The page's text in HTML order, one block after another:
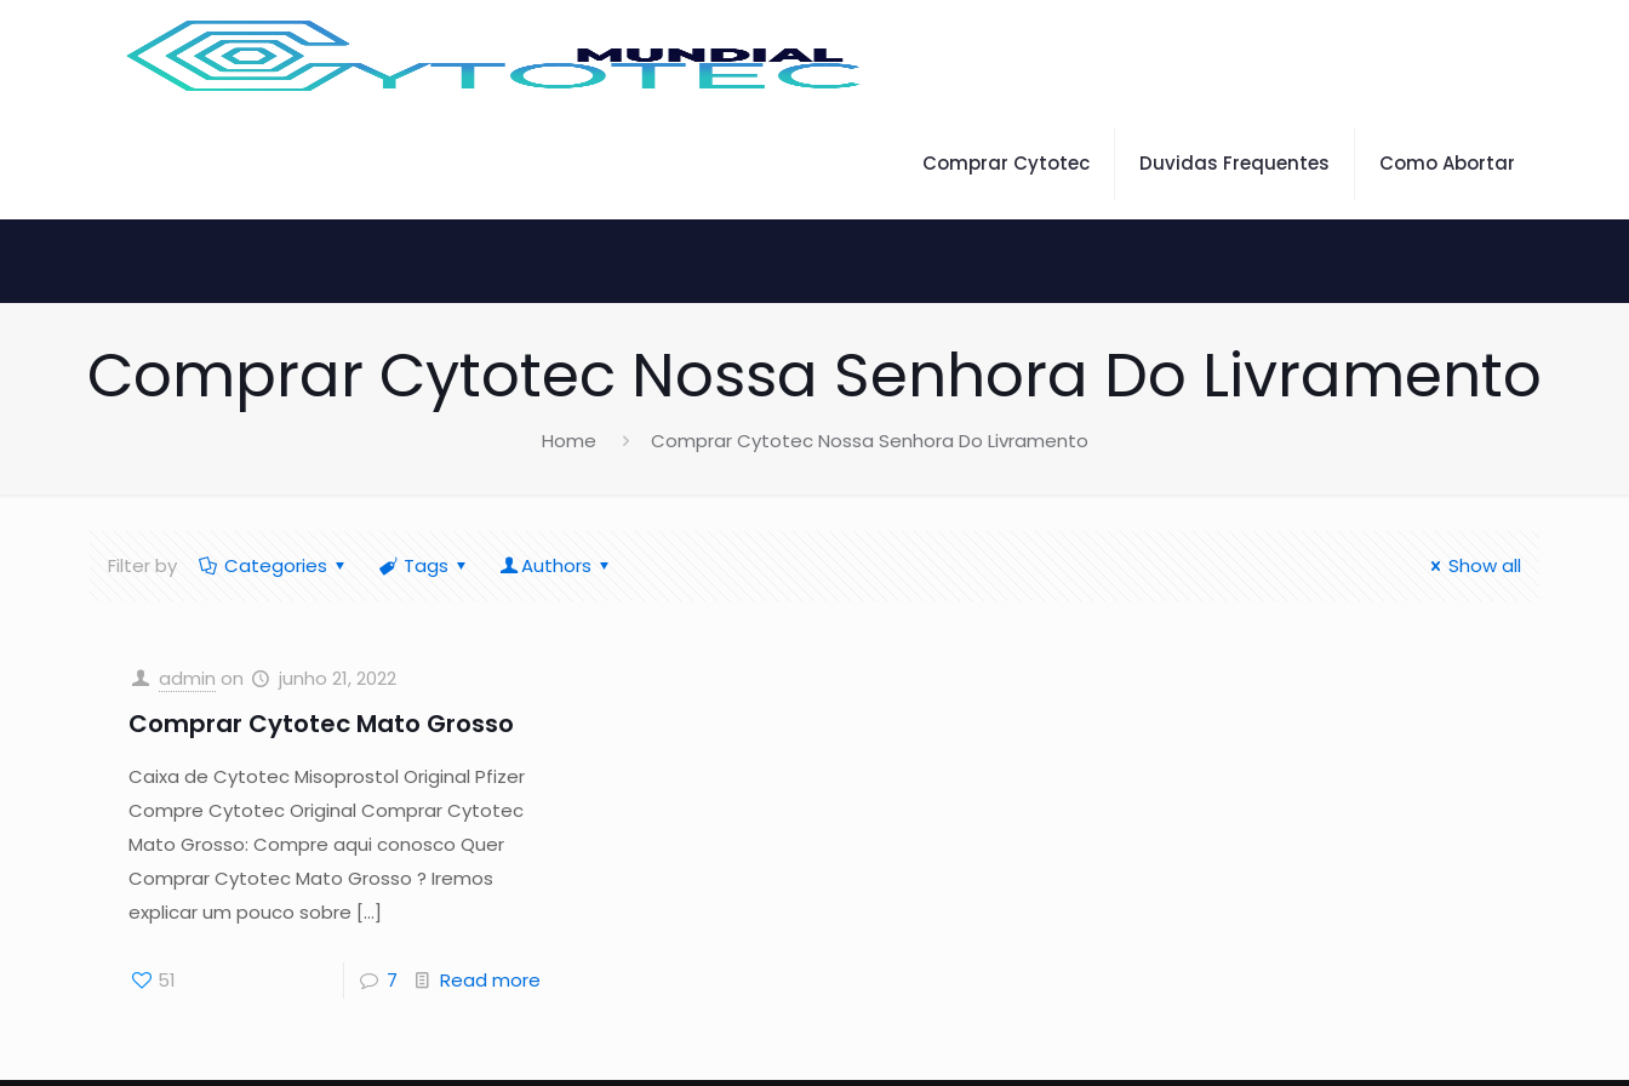
Comprar Cytotec Duvidas Frequentes Como Abortar
Comprar Cytotec Nossa Senhora Do Livramento
Home Comprar Cytotec Nossa Senhora Do Livramento
Filter by Categories Tags Authors Show all
admin on junho 21, 2022
Comprar Cytotec Mato Grosso
Caixa de Cytotec Misoprostol Original Pfizer
Compre Cytotec Original Comprar Cytotec
Mato Grosso: Compre aqui conosco Quer
Comprar Cytotec Mato Grosso ? Iremos
explicar um pouco sobre […]
51 7 Read more